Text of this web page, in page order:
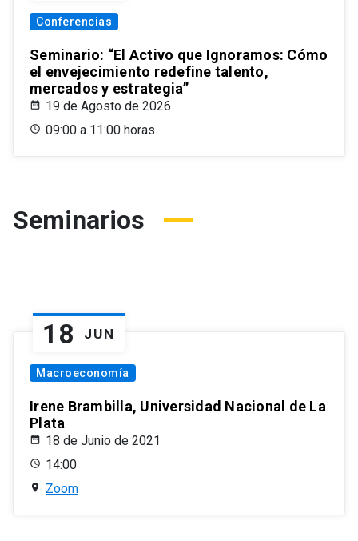
Conferencias
Seminario: “El Activo que Ignoramos: Cómo
el envejecimiento redefine talento,
mercados y estrategia”
19 de Agosto de 2026
09:00 a 11:00 horas
Seminarios
18 JUN
Macroeconomía
Irene Brambilla, Universidad Nacional de La
Plata
18 de Junio de 2021
14:00
Zoom